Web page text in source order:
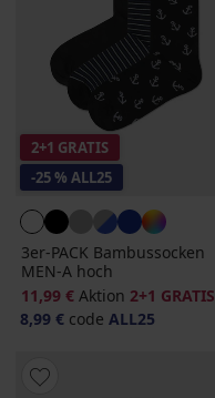
2+1 GRATIS
-25 % ALL25
3er-PACK Bambussocken
MEN-A hoch
11,99 € Aktion 2+1 GRATIS
8,99 € code ALL25